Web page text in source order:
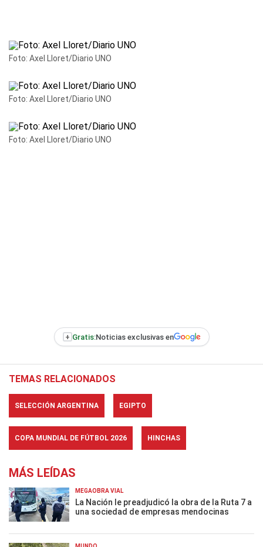
Foto: Axel Lloret/Diario UNO
Foto: Axel Lloret/Diario UNO
Foto: Axel Lloret/Diario UNO
+ Gratis:Noticias exclusivas en
TEMAS RELACIONADOS
SELECCIÓN ARGENTINA EGIPTO
COPA MUNDIAL DE FÚTBOL 2026 HINCHAS
MÁS LEÍDAS
MEGAOBRA VIAL
La Nación le preadjudicó la obra de la Ruta 7 a
una sociedad de empresas mendocinas